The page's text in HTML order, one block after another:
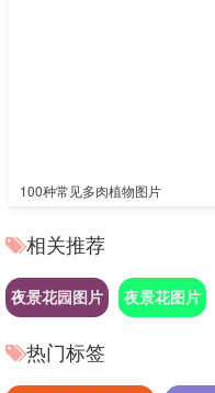
100种常见多肉植物图片
相关推荐
夜景花园图片 夜景花图片
热门标签